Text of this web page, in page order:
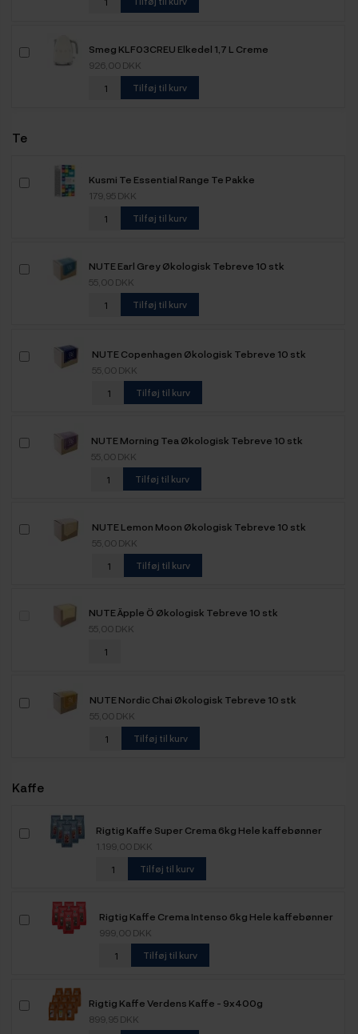
Smeg KLF03CREU Elkedel 1,7 L Creme
926,00 DKK
Tilføj til kurv
Te
Kusmi Te Essential Range Te Pakke
179,95 DKK
Tilføj til kurv
NUTE Earl Grey Økologisk Tebreve 10 stk
55,00 DKK
Tilføj til kurv
NUTE Copenhagen Økologisk Tebreve 10 stk
55,00 DKK
Tilføj til kurv
NUTE Morning Tea Økologisk Tebreve 10 stk
55,00 DKK
Tilføj til kurv
NUTE Lemon Moon Økologisk Tebreve 10 stk
55,00 DKK
Tilføj til kurv
NUTE Äpple Ö Økologisk Tebreve 10 stk
55,00 DKK
NUTE Nordic Chai Økologisk Tebreve 10 stk
55,00 DKK
Tilføj til kurv
Kaffe
Rigtig Kaffe Super Crema 6kg Hele kaffebønner
1.199,00 DKK
Tilføj til kurv
Rigtig Kaffe Crema Intenso 6kg Hele kaffebønner
999,00 DKK
Tilføj til kurv
Rigtig Kaffe Verdens Kaffe - 9x400g
899,95 DKK